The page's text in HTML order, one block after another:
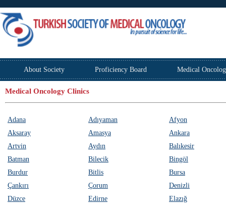
About Society Proficiency Board Medical
Medical Oncology Clinics
Adana Adıyaman
Afyon
Aksaray
Amasya
Ankara
Artvin
Aydın
Balıkesir
Batman
Bilecik
Bingöl
Burdur
Bitlis
Bursa
Çankırı
Çorum
Denizli
Düzce
Edirne
Elazığ